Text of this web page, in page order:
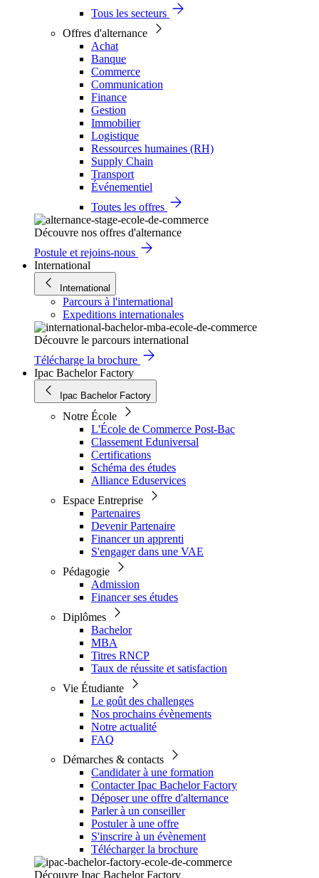
Tous les secteurs
Offres d'alternance
Achat
Banque
Commerce
Communication
Finance
Gestion
Immobilier
Logistique
Ressources humaines (RH)
Supply Chain
Transport
Événementiel
Toutes les offres
Découvre nos offres d'alternance
Postule et rejoins-nous
International
International
Parcours à l'international
Expeditions internationales
Découvre le parcours international
Télécharge la brochure
Ipac Bachelor Factory
Ipac Bachelor Factory
Notre École
L'École de Commerce Post-Bac
Classement Eduniversal
Certifications
Schéma des études
Alliance Eduservices
Espace Entreprise
Partenaires
Devenir Partenaire
Financer un apprenti
S'engager dans une VAE
Pédagogie
Admission
Financer ses études
Diplômes
Bachelor
MBA
Titres RNCP
Taux de réussite et satisfaction
Vie Étudiante
Le goût des challenges
Nos prochains évènements
Notre actualité
FAQ
Démarches & contacts
Candidater à une formation
Contacter Ipac Bachelor Factory
Déposer une offre d'alternance
Parler à un conseiller
Postuler à une offre
S'inscrire à un évènement
Télécharger la brochure
Découvre Ipac Bachelor Factory